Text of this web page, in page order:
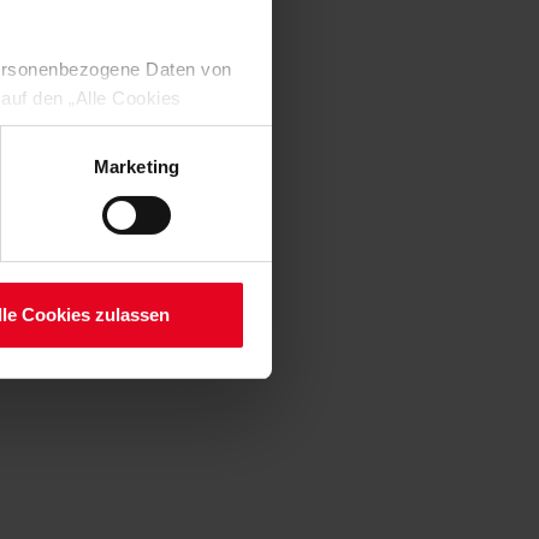
Daten von
den „Alle Cookies
Verarbeitung Ihrer
Art. 6 Abs. 1 lit. a DSGVO
Ihre etwaig erteilten
Marketing
Cookies zulassen